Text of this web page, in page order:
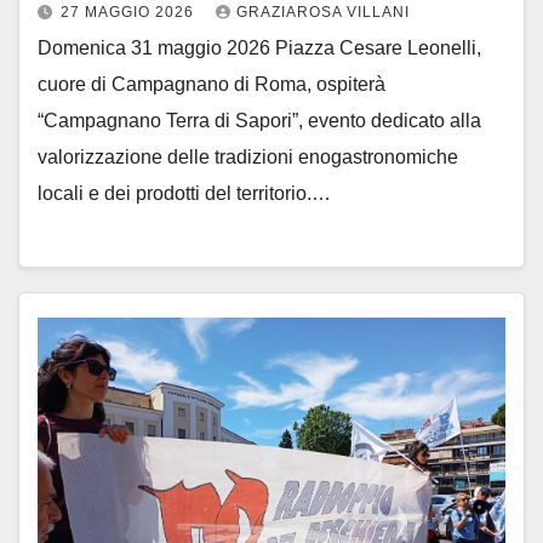
27 MAGGIO 2026 GRAZIAROSA VILLANI
Domenica 31 maggio 2026 Piazza Cesare Leonelli,
cuore di Campagnano di Roma, ospiterà
“Campagnano Terra di Sapori”, evento dedicato alla
valorizzazione delle tradizioni enogastronomiche
locali e dei prodotti del territorio.…